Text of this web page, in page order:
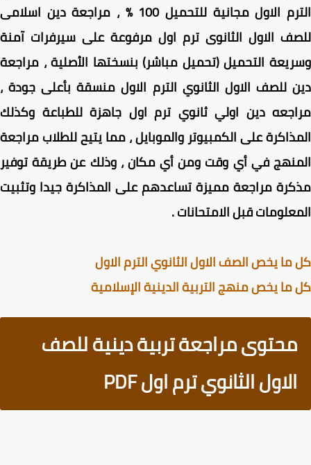
الترم الاول مجانية للتحميل 100 % ، مراجعة دين اسلامى
الاول الثانوى ترم اول مرفوعة على سيرفرات آمنة
التحميل (تحميل مباشر) بنسختها الأصلية ، مراجعة
للصف الاول الثانوي الترم الاول منسقة بأعلى جودة ،
دين اولي ثانوي ترم اول جاهزة للطباعة وكذلك
على الكمبيوتر والموبايل ، مما يتيح للطلاب مراجعة
في أي وقت ومن أي مكان ، وذلك عن طريقة توفير
مراجعة مميزة تساعدهم على المذاكرة جيدا وتثبيت
قبل الامتحانات .
يخص الصف الاول الثانوي الترم الاول
يخص منهج التربية الدينية الإسلامية
محتوى مراجعة تربية دينية للصف
الاول الثانوي ترم اول PDF